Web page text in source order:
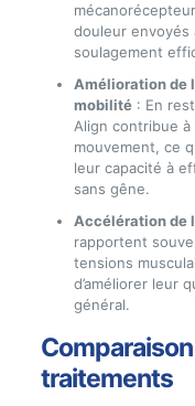
douleur envoyés
soulagement
Amélioration de
mobilité: En
Align contribue
mouvement, ce
leur capacité à
sans gêne.
Accélération de
rapportent
tensions
d’améliorer leur
général.
traitements